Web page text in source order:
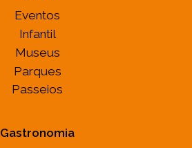
Eventos
Infantil
Museus
Parques
Passeios
Gastronomia